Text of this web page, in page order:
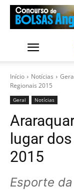
Início Notícias
Regionais 2015
Geral Notícias
lugar
2015
Esporte